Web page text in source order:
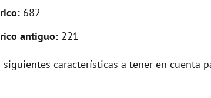
682
antiguo: 221
características a tener en cuenta